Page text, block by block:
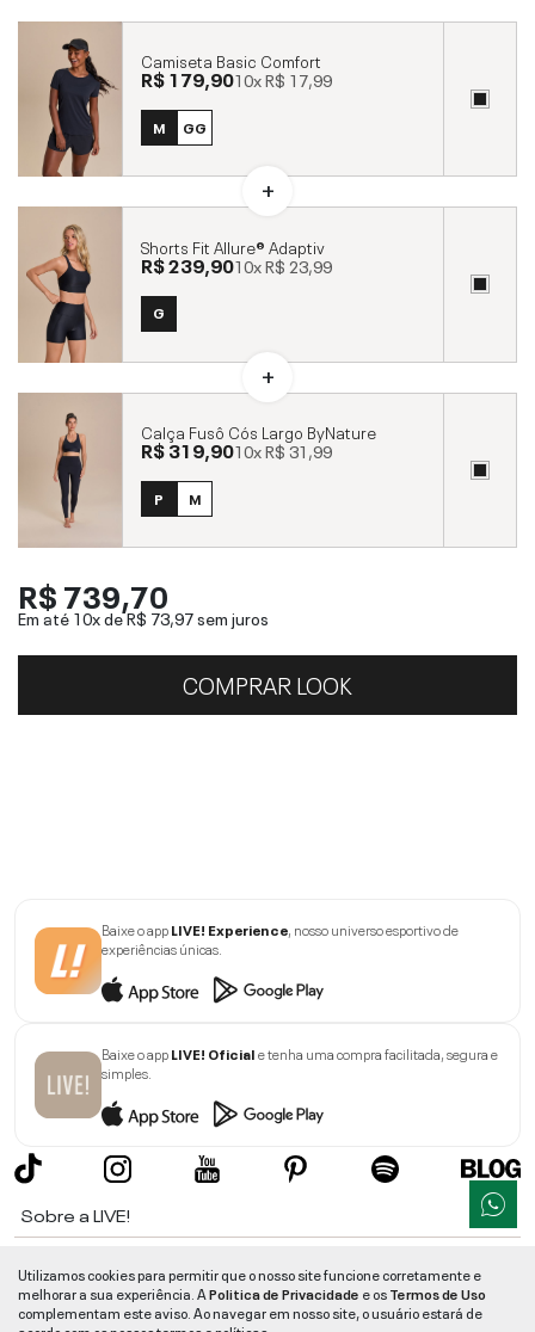
Camiseta Basic Comfort
R$ 179,9010xR$ 17,99
M GG
Shorts Fit Allure® Adaptiv
R$ 239,9010xR$ 23,99
G
Calça Fusô Cós Largo ByNature
R$ 319,9010xR$ 31,99
P M
R$ 739,70
Em até 10x deR$ 73,97sem juros
COMPRAR LOOK
Baixe o appLIVE! Experience, nosso universo esportivo de
experiências únicas.
Baixe o appLIVE! Oficiale tenha uma compra facilitada, segura e
simples.
Sobre a LIVE!
Informações
Utilizamos cookies para permitir que o nosso site funcione corretamente e
melhorar a sua experiência. APolitica de Privacidade e osTermos de Uso
complementam este aviso. Ao navegar em nosso site, o usuário estará de